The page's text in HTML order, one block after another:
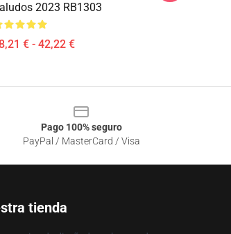
2023 RB1303
€ - 42,22 €
Pago 100% seguro
PayPal / MasterCard / Visa
tienda